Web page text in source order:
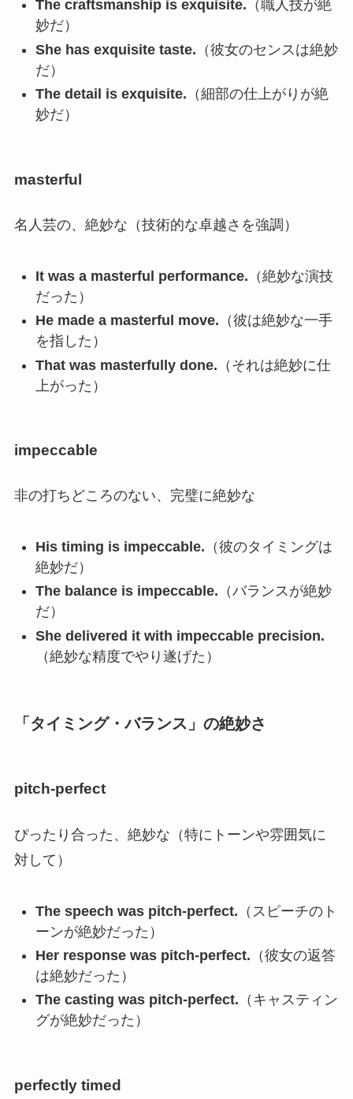
The craftsmanship is exquisite. （職人技が絶
妙だ）
She has exquisite taste. （彼女のセンスは絶妙
だ）
The detail is exquisite. （細部の仕上がりが絶
妙だ）
masterful
名人芸の、絶妙な（技術的な卓越さを強調）
It was a masterful performance. （絶妙な演技
だった）
He made a masterful move. （彼は絶妙な一手
を指した）
That was masterfully done. （それは絶妙に仕
上がった）
impeccable
非の打ちどころのない、完璧に絶妙な
His timing is impeccable. （彼のタイミングは
絶妙だ）
The balance is impeccable. （バランスが絶妙
だ）
She delivered it with impeccable precision.
（絶妙な精度でやり遂げた）
「タイミング・バランス」の絶妙さ
pitch-perfect
ぴったり合った、絶妙な（特にトーンや雰囲気に
対して）
The speech was pitch-perfect. （スピーチのト
ーンが絶妙だった）
Her response was pitch-perfect. （彼女の返答
は絶妙だった）
The casting was pitch-perfect. （キャスティン
グが絶妙だった）
perfectly timed